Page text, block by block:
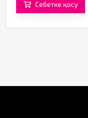
Себетке қосу